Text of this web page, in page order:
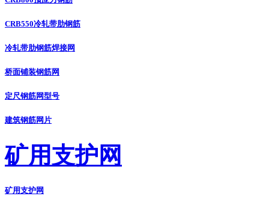
CRB550冷轧带肋钢筋
冷轧带肋钢筋焊接网
桥面铺装钢筋网
定尺钢筋网型号
建筑钢筋网片
矿用支护网
矿用支护网